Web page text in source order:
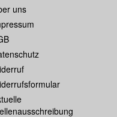
uns